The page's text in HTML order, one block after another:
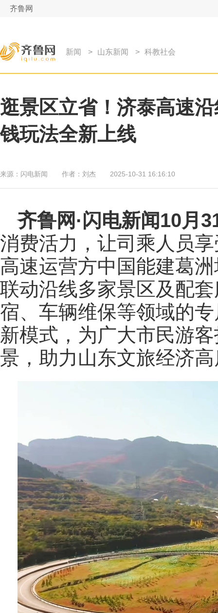
齐鲁网
新闻 > 山东新闻 > 科教社会
逛景区立省！济泰高速
钱玩法全新上线
来源： 闪电新闻 作者： 刘杰 2025-10-31 16:16:10
齐鲁网 ·闪电新闻10月
消费活力，让司乘人员
高速运营方中国能建葛
联动沿线多家景区及配
宿、车辆维保等领域的
新模式，为广大市民游
景，助力山东文旅经济